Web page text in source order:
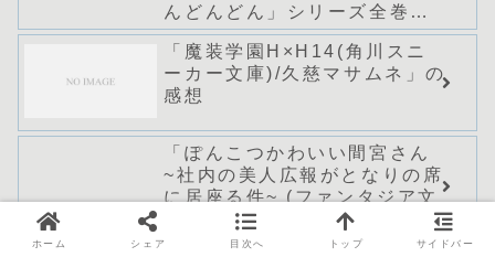
んどんどん」シリーズ全巻の
あらすじ・感想
「魔装学園H×H14(角川スニ
ーカー文庫)/久慈マサムネ」の
感想
「ぽんこつかわいい間宮さん
~社内の美人広報がとなりの席
に居座る件~ (ファンタジア文
庫)/小狐ミナト」シリーズ全巻
のあらすじ・感想
ホーム シェア 目次へ トップ サイドバー